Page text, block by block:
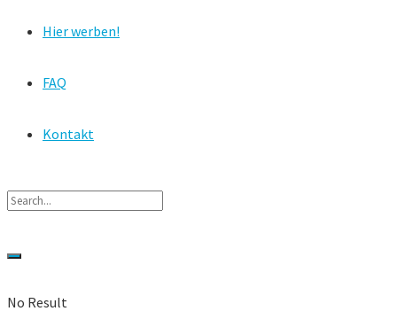
Hier werben!
FAQ
Kontakt
No Result